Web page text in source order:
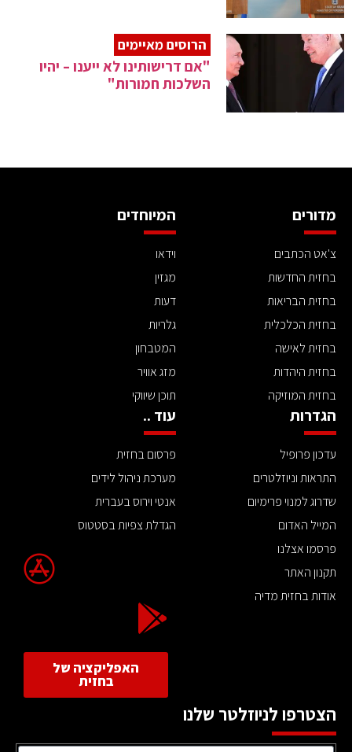
הרוסים מאיימים
"אם דרישותינו לא ייענו – יהיו
השלכות חמורות"
מדורים
צ'אט הכתבים
בחזית החדשות
בחזית הבריאות
בחזית הכלכלית
בחזית לאישה
בחזית היהדות
בחזית המוזיקה
המיוחדים
וידאו
מגזין
דעות
גלריות
המטבחון
מזג אוויר
תוכן שיווקי
הגדרות
עדכון פרופיל
התראות וניוזלטרים
שדרוג למנוי פרימיום
המייל האדום
פרסמו אצלנו
תקנון האתר
אודות בחזית מדיה
עוד ..
פרסום בחזית
מערכת ניהול לידים
אנטי וירוס בעברית
הגדלת צפיות בסטטוס
האפליקציה של
בחזית
הצטרפו לניוזלטר שלנו